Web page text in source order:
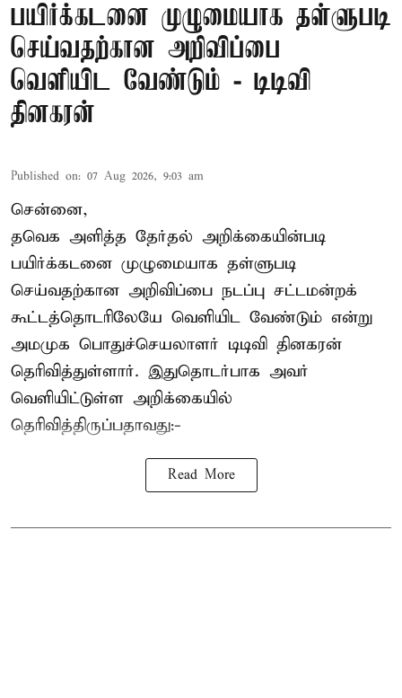
பயிர்க்கடனை முழுமையாக தள்ளுபடி
செய்வதற்கான அறிவிப்பை
வெளியிட வேண்டும் - டிடிவி
தினகரன்
Published on: 07 Aug 2026, 9:03 am
சென்னை,
தவெக அளித்த தேர்தல் அறிக்கையின்படி
பயிர்க்கடனை முழுமையாக தள்ளுபடி
செய்வதற்கான அறிவிப்பை நடப்பு சட்டமன்றக்
கூட்டத்தொடரிலேயே வெளியிட வேண்டும் என்று
அமமுக பொதுச்செயலாளர் டிடிவி தினகரன்
தெரிவித்துள்ளார். இதுதொடர்பாக அவர்
வெளியிட்டுள்ள அறிக்கையில்
தெரிவித்திருப்பதாவது:-
Read More